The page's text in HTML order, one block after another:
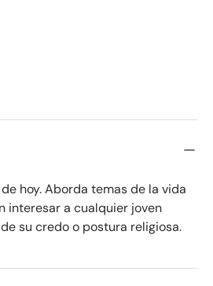
hoy. Aborda temas de la vida
interesar a cualquier joven
su credo o postura religiosa.